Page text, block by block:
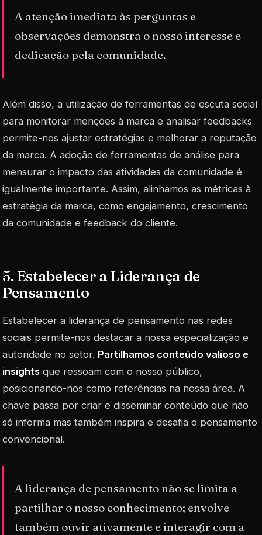
A atenção imediata às perguntas e
observações demonstra o nosso interesse e
dedicação pela comunidade.
Além disso, a utilização de ferramentas de escuta social
para monitorar menções à marca e analisar feedbacks
permite-nos ajustar estratégias e melhorar a reputação
da marca. A adoção de ferramentas de análise para
mensurar o impacto das atividades da comunidade é
igualmente importante. Assim, alinhamos as métricas à
estratégia da marca, como engajamento, crescimento
da comunidade e feedback do cliente.
5. Estabelecer a Liderança de
Pensamento
Estabelecer a liderança de pensamento nas redes
sociais permite-nos destacar a nossa especialização e
autoridade no setor. Partilhamos conteúdo valioso e
insights que ressoam com o nosso público,
posicionando-nos como referências na nossa área. A
chave passa por criar e disseminar conteúdo que não
só informa mas também inspira e desafia o pensamento
convencional.
A liderança de pensamento não se limita a
partilhar o nosso conhecimento; envolve
também ouvir ativamente e interagir com a